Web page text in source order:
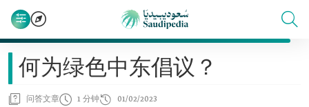
何为绿色中东倡议？
问答文章 1 分钟 01/02/2023